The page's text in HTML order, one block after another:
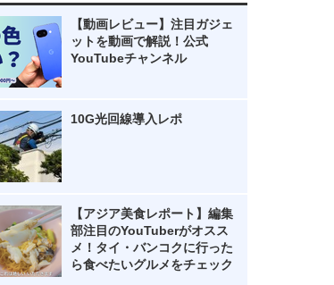
【動画レビュー】注目ガジェ
ットを動画で解説！公式
YouTubeチャンネル
10G光回線導入レポ
【アジア美食レポート】編集
部注目のYouTuberがオスス
メ！タイ・バンコクに行った
ら食べたいグルメをチェック